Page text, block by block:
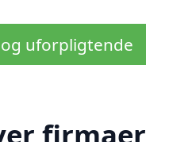
uforpligtende
firmaer